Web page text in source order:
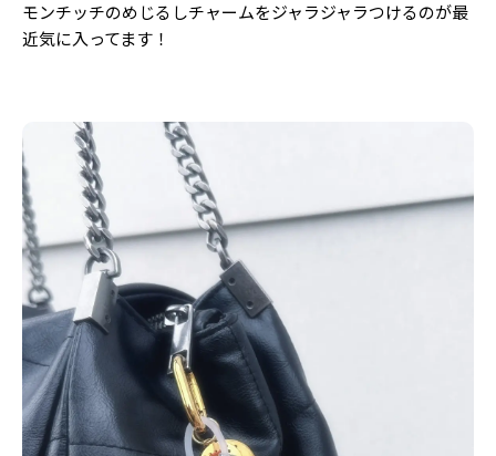
モンチッチのめじるしチャームをジャラジャラつけるのが最
近気に入ってます！